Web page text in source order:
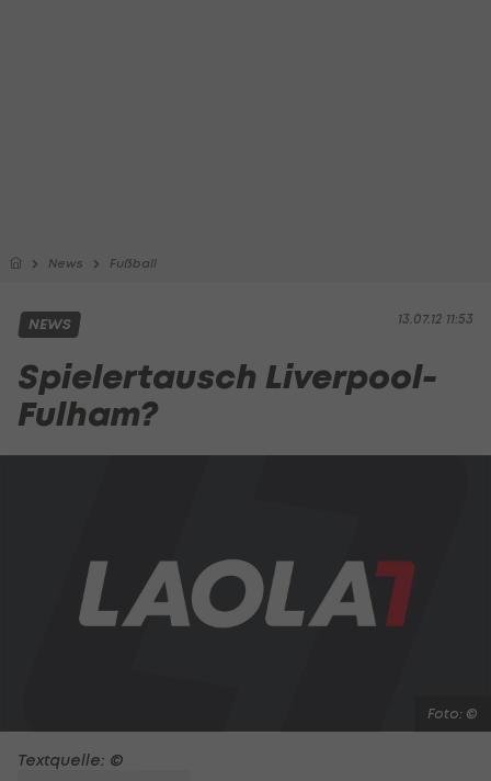
News Fußball
13.07.12 11:53
NEWS
Spielertausch Liverpool-
Fulham?
Foto: ©
Textquelle: ©